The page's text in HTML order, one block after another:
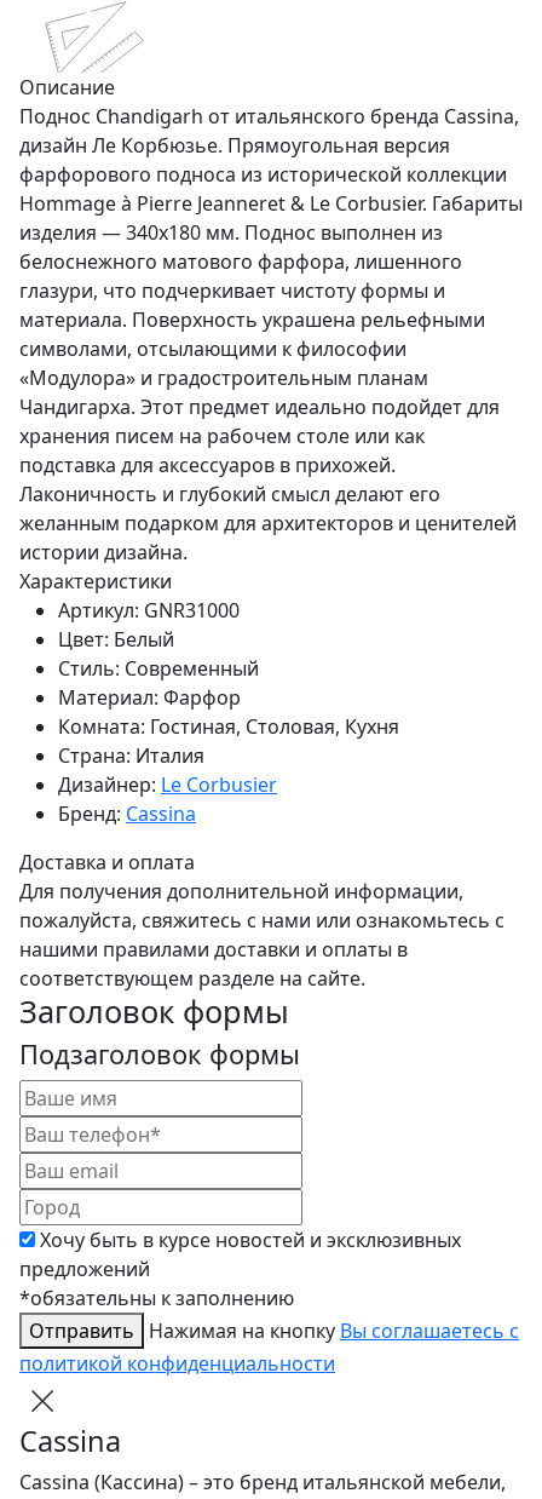
Описание
Поднос Chandigarh от итальянского бренда Cassina,
дизайн Ле Корбюзье. Прямоугольная версия
фарфорового подноса из исторической коллекции
Hommage à Pierre Jeanneret & Le Corbusier. Габариты
изделия — 340х180 мм. Поднос выполнен из
белоснежного матового фарфора, лишенного
глазури, что подчеркивает чистоту формы и
материала. Поверхность украшена рельефными
символами, отсылающими к философии
«Модулора» и градостроительным планам
Чандигарха. Этот предмет идеально подойдет для
хранения писем на рабочем столе или как
подставка для аксессуаров в прихожей.
Лаконичность и глубокий смысл делают его
желанным подарком для архитекторов и ценителей
истории дизайна.
Характеристики
Артикул: GNR31000
Цвет: Белый
Стиль: Современный
Материал: Фарфор
Комната: Гостиная, Столовая, Кухня
Страна: Италия
Дизайнер: Le Corbusier
Бренд: Cassina
Доставка и оплата
Для получения дополнительной информации,
пожалуйста, свяжитесь с нами или ознакомьтесь с
нашими правилами доставки и оплаты в
соответствующем разделе на сайте.
Заголовок формы
Подзаголовок формы
Хочу быть в курсе новостей и эксклюзивных
предложений
*обязательны к заполнению
Отправить
Нажимая на кнопку Вы соглашаетесь с
политикой конфиденциальности
Cassina
Cassina (Кассина) – это бренд итальянской мебели,